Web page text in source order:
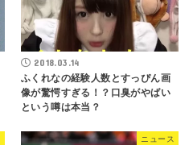
2018.03.14
ふくれなの経験人数とすっぴん画
像が驚愕すぎる！？口臭がやばい
という噂は本当？
ニュース